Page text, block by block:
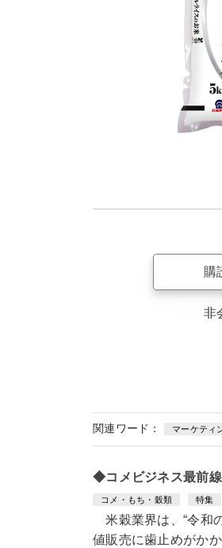
購
非
関連ワード： マーケティ
◆コメビジネス最前
コメ・もち・穀類 特集
米穀業界は、“令和
値販売に歯止めがか